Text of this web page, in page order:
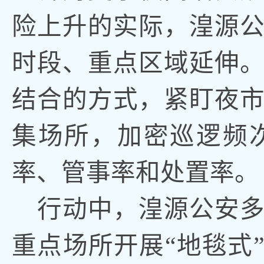
险上升的实际 ， 湟源
时段、重点区域延伸
结合的方式，紧盯夜
集场所 ， 加密巡逻频
率、管事率和处置率。
行动中 ， 湟源公安
重点场所开展“地毯式